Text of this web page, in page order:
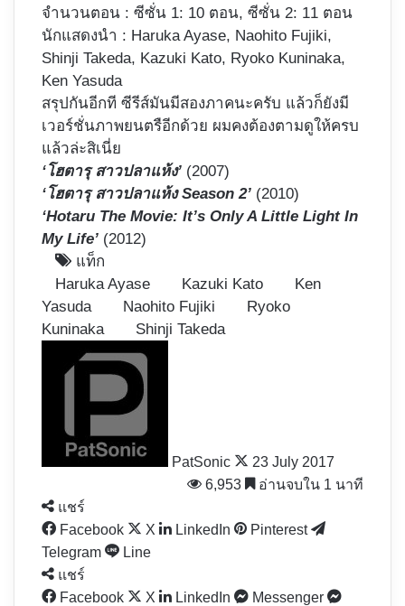
จำนวนตอน : ซีซั่น 1: 10 ตอน, ซีซั่น 2: 11 ตอน
นักแสดงนำ : Haruka Ayase, Naohito Fujiki,
Shinji Takeda, Kazuki Kato, Ryoko Kuninaka,
Ken Yasuda
สรุปกันอีกที ซีรีส์มันมีสองภาคนะครับ แล้วก็ยังมี
เวอร์ชั่นภาพยนตรือีกด้วย ผมคงต้องตามดูให้ครบ
แล้วล่ะสิเนี่ย
‘โฮตารุ สาวปลาแห้ง’ (2007)
‘โฮตารุ สาวปลาแห้ง Season 2’ (2010)
‘Hotaru The Movie: It’s Only A Little Light In
My Life’ (2012)
แท็ก
Haruka Ayase
Kazuki Kato
Ken
Yasuda
Naohito Fujiki
Ryoko
Kuninaka
Shinji Takeda
PatSonic
23 July 2017
6,953
อ่านจบใน 1 นาที
แชร์
Facebook
X LinkedIn
Pinterest
Telegram
Line
แชร์
Facebook
X LinkedIn
Messenger